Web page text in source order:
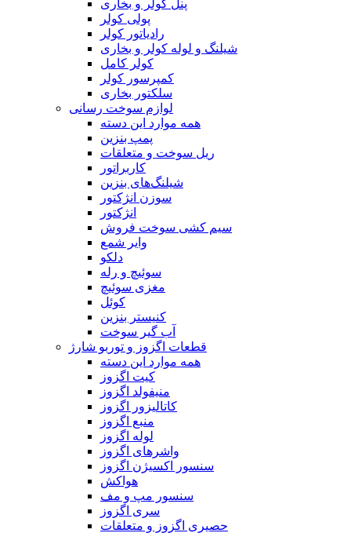
پنل کولر و بخاری
پولی کولر
رادیاتور کولر
شیلنگ‌ و لوله کولر و بخاری
کولر کامل
کمپرسور کولر
سلکتور بخاری
لوازم سوخت رسانی
همه موارد این دسته
پمپ بنزین
ریل سوخت و متعلقات
کاربراتور
شیلنگ‌های بنزین
سوزن انژکتور
انژکتور
سیم کشی سوخت فروش
وایر شمع
دلکو
سوئیچ و رله
مغزی سوئیچ
کوئل
کنیستر بنزین
آب گیر سوخت
قطعات اگزوز و توربو شارژ
همه موارد این دسته
کیت اگزوز
منیفولد اگزوز
کاتالیزور اگزوز
منبع اگزوز
لوله اگزوز
واشر‌های اگزوز
سنسور اکسیژن اگزوز
هواکش
سنسور مپ و مف
سری اگزوز
حصیری اگزوز و متعلقات